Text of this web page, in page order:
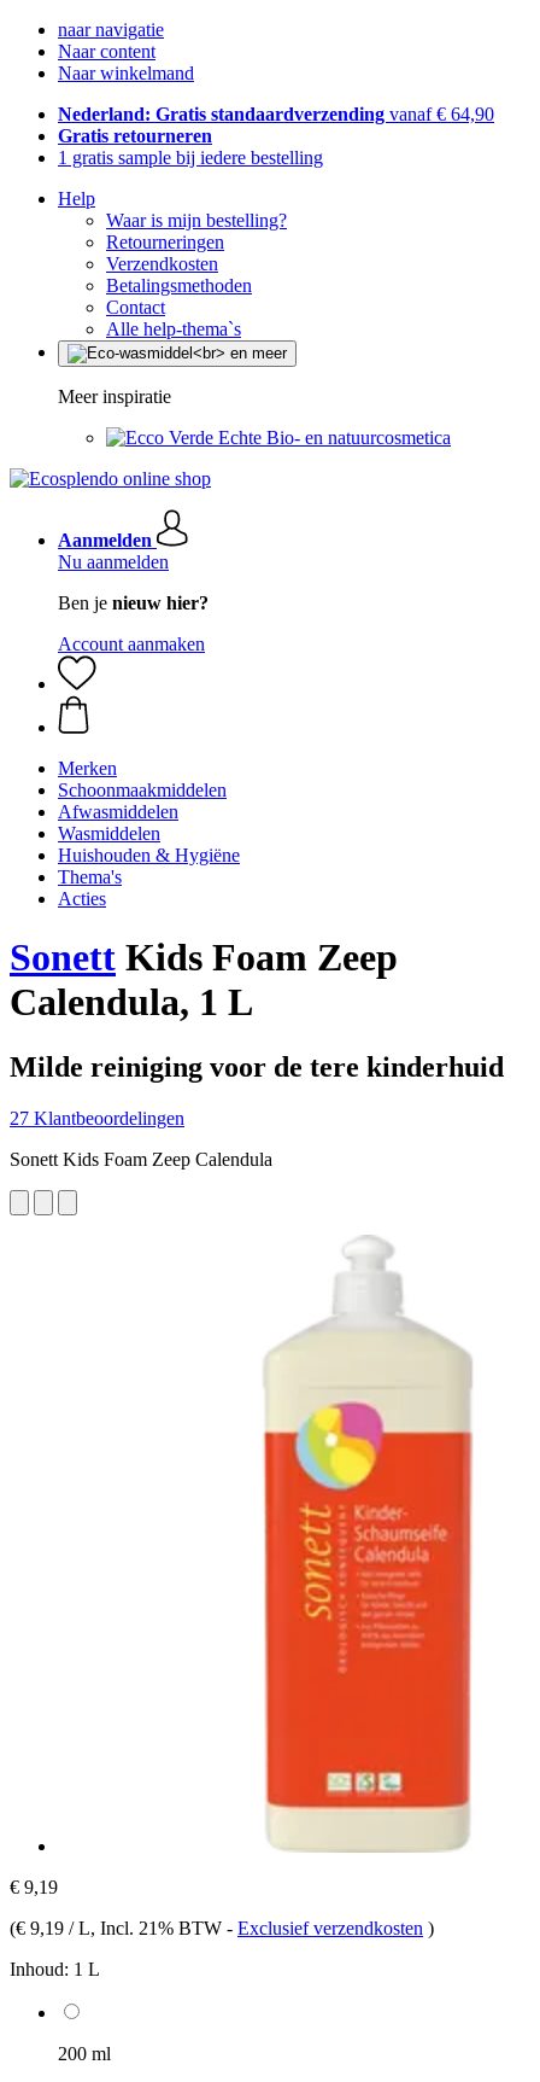
naar navigatie
Naar content
Naar winkelmand
Nederland: Gratis standaardverzending vanaf € 64,90
Gratis retourneren
1 gratis sample bij iedere bestelling
Help
Waar is mijn bestelling?
Retourneringen
Verzendkosten
Betalingsmethoden
Contact
Alle help-thema`s
Meer inspiratie
Echte Bio- en natuurcosmetica
Aanmelden
Nu aanmelden
Ben je nieuw hier?
Account aanmaken
Merken
Schoonmaakmiddelen
Afwasmiddelen
Wasmiddelen
Huishouden & Hygiëne
Thema's
Acties
Sonett Kids Foam Zeep
Calendula, 1 L
Milde reiniging voor de tere kinderhuid
27 Klantbeoordelingen
Sonett Kids Foam Zeep Calendula
€ 9,19
(€ 9,19 / L, Incl. 21% BTW - Exclusief verzendkosten )
Inhoud: 1 L
200 ml